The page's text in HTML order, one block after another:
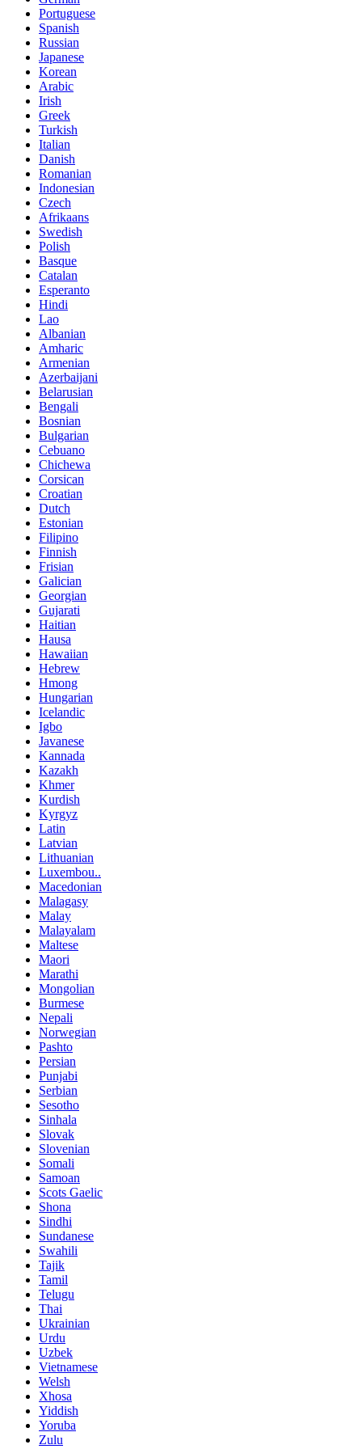
Portuguese
Spanish
Russian
Japanese
Korean
Arabic
Irish
Greek
Turkish
Italian
Danish
Romanian
Indonesian
Czech
Afrikaans
Swedish
Polish
Basque
Catalan
Esperanto
Hindi
Lao
Albanian
Amharic
Armenian
Azerbaijani
Belarusian
Bengali
Bosnian
Bulgarian
Cebuano
Chichewa
Corsican
Croatian
Dutch
Estonian
Filipino
Finnish
Frisian
Galician
Georgian
Gujarati
Haitian
Hausa
Hawaiian
Hebrew
Hmong
Hungarian
Icelandic
Igbo
Javanese
Kannada
Kazakh
Khmer
Kurdish
Kyrgyz
Latin
Latvian
Lithuanian
Luxembou..
Macedonian
Malagasy
Malay
Malayalam
Maltese
Maori
Marathi
Mongolian
Burmese
Nepali
Norwegian
Pashto
Persian
Punjabi
Serbian
Sesotho
Sinhala
Slovak
Slovenian
Somali
Samoan
Scots Gaelic
Shona
Sindhi
Sundanese
Swahili
Tajik
Tamil
Telugu
Thai
Ukrainian
Urdu
Uzbek
Vietnamese
Welsh
Xhosa
Yiddish
Yoruba
Zulu